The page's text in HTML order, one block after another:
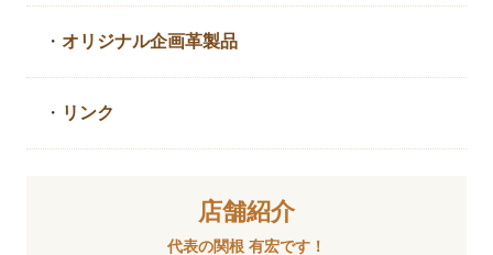
・ オリジナル企画革製品
・ リンク
店舗紹介
代表の関根 有宏です！